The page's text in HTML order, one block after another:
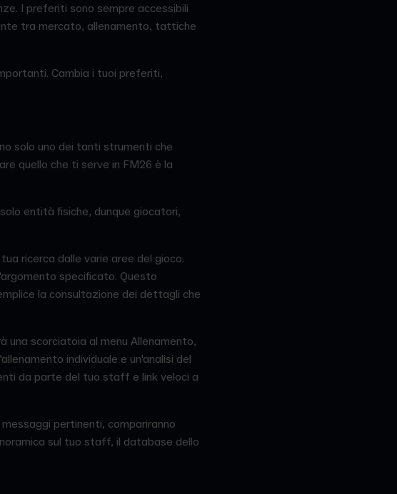
I preferiti sono sempre accessibili
tra mercato, allenamento, tattiche
Cambia i tuoi preferiti,
solo uno dei tanti strumenti che
quello che ti serve in FM26 è la
entità fisiche, dunque giocatori,
ricerca dalle varie aree del gioco.
specificato. Questo
la consultazione dei dettagli che
una scorciatoia al menu Allenamento,
individuale e un'analisi del
da parte del tuo staff e link veloci a
pertinenti, compariranno
sul tuo staff, il database dello